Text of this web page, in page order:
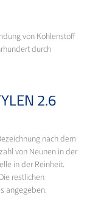
von Kohlenstoff
durch
2.6
nach dem
von Neunen in der
in der Reinheit.
restlichen
angegeben.